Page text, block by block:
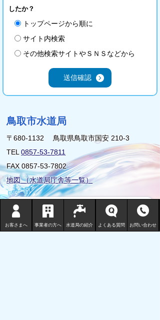
お客さまへ 事業者の方へ 水道局の紹介 よくある質問 お問い合わせ
したか？
トップページから順に
サイト内検索
その他検索サイトやＳＮＳなどから
鳥取市水道局
〒680-1132 鳥取県鳥取市国安 210-3
TEL0857-53-7811
FAX 0857-53-7802
地図 （水道局庁舎等一覧）
サイトマップ
プライバシーポリシー